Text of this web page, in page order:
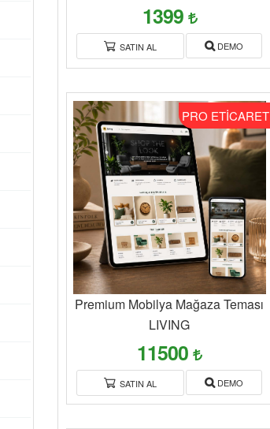
1399
SATIN AL DEMO
PRO ETİCARET
Premium Mobilya Mağaza Teması
LIVING
11500
SATIN AL DEMO